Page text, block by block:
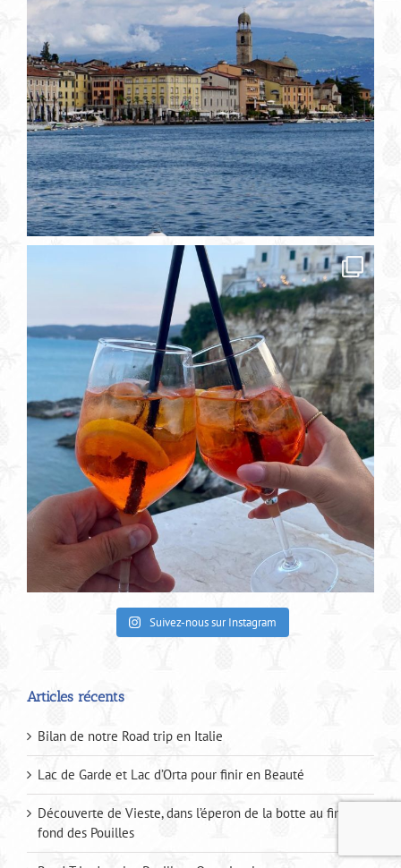
Suivez-nous sur Instagram
Articles récents
Bilan de notre Road trip en Italie
Lac de Garde et Lac d’Orta pour finir en Beauté
Découverte de Vieste, dans l’éperon de la botte au fin
fond des Pouilles